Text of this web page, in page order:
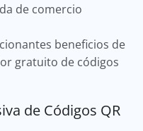
de comercio
beneficios de
gratuito de códigos
de Códigos QR